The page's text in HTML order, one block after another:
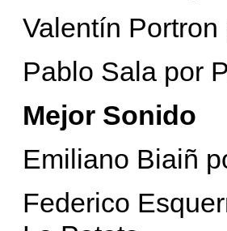
Valentín
Pablo Sala por
Mejor Sonido
Emiliano Biaiñ
Federico